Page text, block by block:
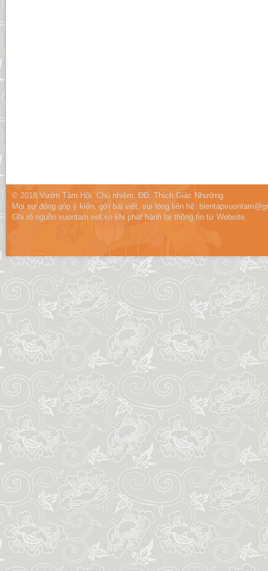
© 2018 Vườn Tâm Hội. Chủ nhiệm: ĐĐ. Thích Giác Nhường.
Mọi sự đóng góp ý kiến, gởi bài viết, vui lòng liên hệ:
Ghi rõ nguồn vuontam.net.vn khi phát hành lại thông tin từ Website.